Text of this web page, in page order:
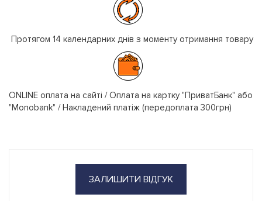
Протягом 14 календарних днів з моменту отримання товару
ONLINE оплата на сайті / Оплата на картку "ПриватБанк" або
"Monobank" / Накладений платіж (передоплата 300грн)
ЗАЛИШИТИ ВІДГУК